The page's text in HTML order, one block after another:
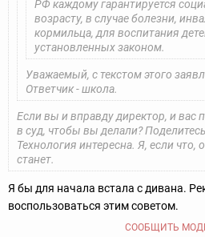
РФ каждому гарантируется
возрасту, в случае болезни,
кормильца, для воспитания
установленных законом.
Уважаемый, с текстом этого
Ответчик - школа.
Если вы и вправду директор, и вас
в суд, чтобы вы делали?
Технология интересна. Я, если что,
станет.
Я бы для начала встала с дивана.
воспользоваться этим советом.
СООБЩИТЬ